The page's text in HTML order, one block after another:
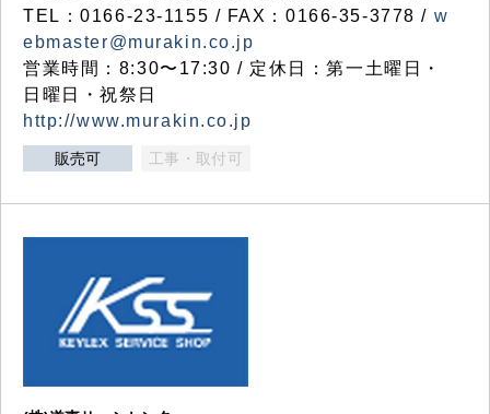
TEL：0166-23-1155 / FAX：0166-35-3778 / w
ebmaster@murakin.co.jp
営業時間：8:30〜17:30 / 定休日：第一土曜日・
日曜日・祝祭日
http://www.murakin.co.jp
販売可 工事・取付可